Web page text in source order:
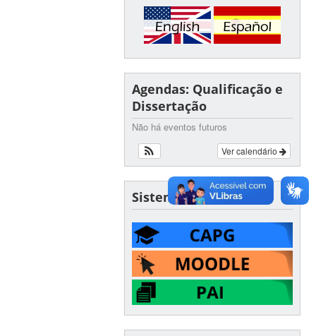
Agendas: Qualificação e
Dissertação
Não há eventos futuros
Ver calendário
Sistemas